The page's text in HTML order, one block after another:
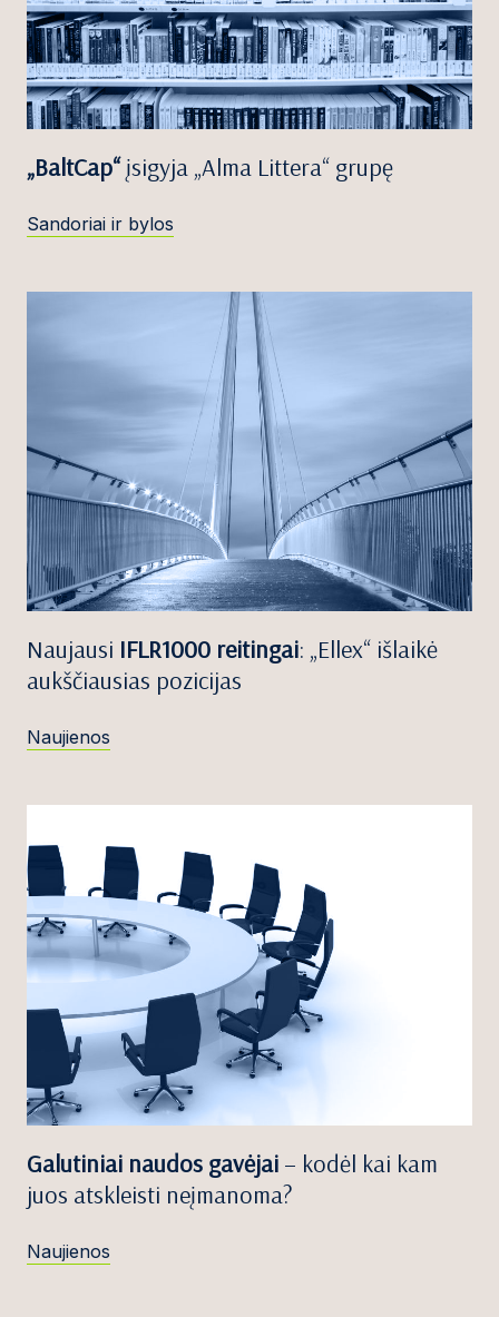
„BaltCap“įsigyja „Alma Littera“ grupę
Sandoriai ir bylos
Naujausi IFLR1000 reitingai: „Ellex“ išlaikė
aukščiausias pozicijas
Naujienos
Galutiniai naudos gavėjai – kodėl kai kam
juos atskleisti neįmanoma?
Naujienos